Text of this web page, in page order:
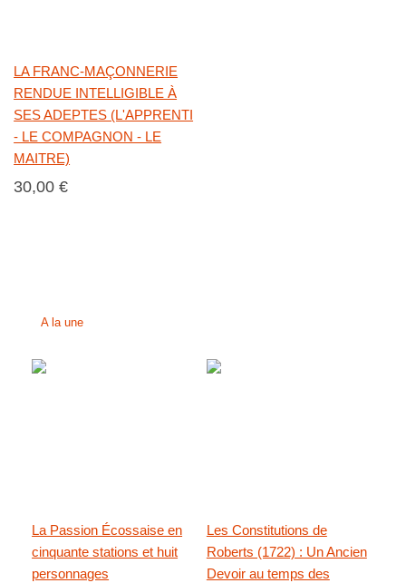
LA FRANC-MAÇONNERIE
RENDUE INTELLIGIBLE À
SES ADEPTES (L'APPRENTI
- LE COMPAGNON - LE
MAITRE)
30,00 €
A la une
La Passion Écossaise en
cinquante stations et huit
personnages
Les Constitutions de
Roberts (1722) : Un Ancien
Devoir au temps des